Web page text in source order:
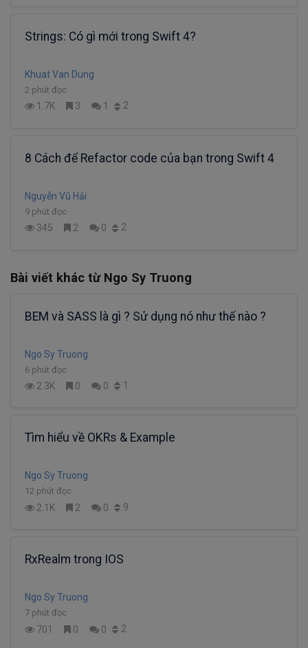
Strings: Có gì mới trong Swift 4?
Khuat Van Dung
2 phút đọc
1.7K 3 1 2
8 Cách để Refactor code của bạn trong Swift 4
Nguyễn Vũ Hải
9 phút đọc
345 2 0 2
Bài viết khác từ Ngo Sy Truong
BEM và SASS là gì ? Sử dụng nó như thế nào ?
Ngo Sy Truong
6 phút đọc
2.3K 0 0 1
Tìm hiểu về OKRs & Example
Ngo Sy Truong
12 phút đọc
2.1K 2 0 9
RxRealm trong IOS
Ngo Sy Truong
7 phút đọc
701 0 0 2